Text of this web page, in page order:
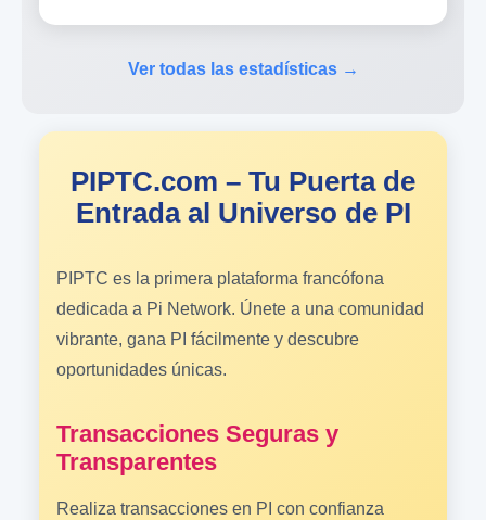
Ver todas las estadísticas →
PIPTC.com – Tu Puerta de
Entrada al Universo de PI
PIPTC es la primera plataforma francófona
dedicada a Pi Network. Únete a una comunidad
vibrante, gana PI fácilmente y descubre
oportunidades únicas.
Transacciones Seguras y
Transparentes
Realiza transacciones en PI con confianza